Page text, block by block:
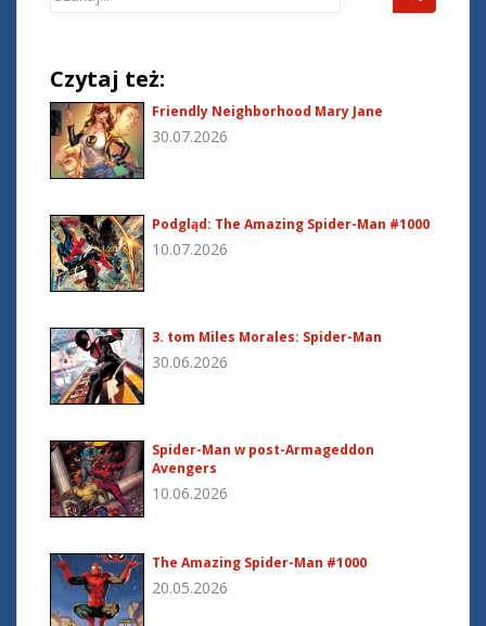
Czytaj też:
Friendly Neighborhood Mary Jane
30.07.2026
Podgląd: The Amazing Spider-Man #1000
10.07.2026
3. tom Miles Morales: Spider-Man
30.06.2026
Spider-Man w post-Armageddon
Avengers
10.06.2026
The Amazing Spider-Man #1000
20.05.2026